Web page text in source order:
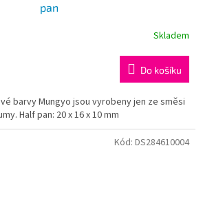
pan
Skladem
Do košíku
barvy Mungyo jsou vyrobeny jen ze směsi
Half pan: 20 x 16 x 10 mm
Kód: DS284610004